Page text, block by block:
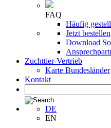
FAQ
Häufig
Jetzt bestellen
Download
Zuchttier-Vertrieb
Karte Bundesländer
Kontakt
DE
EN